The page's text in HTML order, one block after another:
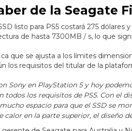
de la Seagate
listo para PS5 costará 275 dólares
de hasta 7300MB / s, lo que
que se ajusta a los límites
los requisitos del titular de la
Sony en PlayStation 5 y hoy
los requisitos de PS5. Con el
espacio para que el SSD se
calor en la parte superior, el diseño